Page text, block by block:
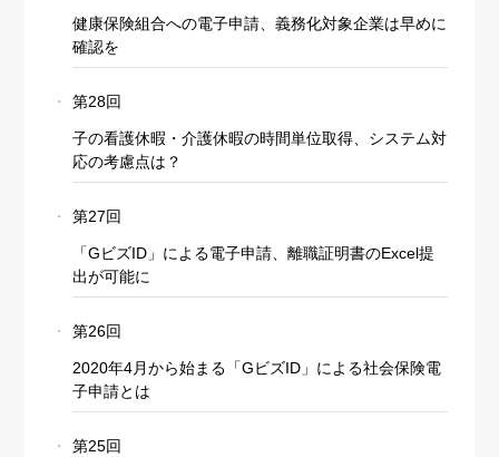
健康保険組合への電子申請、義務化対象企業は早めに
確認を
第28回
子の看護休暇・介護休暇の時間単位取得、システム対
応の考慮点は？
第27回
「GビズID」による電子申請、離職証明書のExcel提
出が可能に
第26回
2020年4月から始まる「GビズID」による社会保険電
子申請とは
第25回